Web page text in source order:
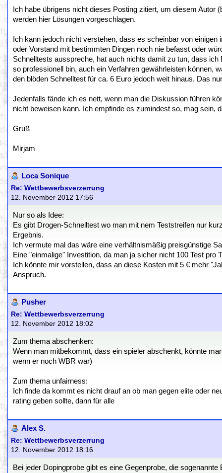
Ich habe übrigens nicht dieses Posting zitiert, um diesem
werden hier Lösungen vorgeschlagen.
Ich kann jedoch nicht verstehen, dass es scheinbar von
oder Vorstand mit bestimmten Dingen noch nie befasst oder
Schnelltests ausspreche, hat auch nichts damit zu tun, dass
so professionell bin, auch ein Verfahren gewährleisten können,
den blöden Schnelltest für ca. 6 Euro jedoch weit hinaus. Das
Jedenfalls fände ich es nett, wenn man die Diskussion führen
nicht beweisen kann. Ich empfinde es zumindest so, mag sein,
Gruß
Mirjam
Loca Sonique
Re: Wettbewerbsverzerrung
12. November 2012 17:56
Nur so als Idee:
Es gibt Drogen-Schnelltest wo man mit nem Teststreifen nur
Ergebnis.
Ich vermute mal das wäre eine verhältnismäßig preisgünstige
Eine "einmalige" Investition, da man ja sicher nicht 100 Test
Ich könnte mir vorstellen, dass an diese Kosten mit 5 € mehr
Anspruch.
Pusher
Re: Wettbewerbsverzerrung
12. November 2012 18:02
Zum thema abschenken:
Wenn man mitbekommt, dass ein spieler abschenkt, könnte
wenn er noch WBR war)
Zum thema unfairness:
Ich finde da kommt es nicht drauf an ob man gegen elite oder
rating geben sollte, dann für alle
Alex S.
Re: Wettbewerbsverzerrung
12. November 2012 18:16
Bei jeder Dopingprobe gibt es eine Gegenprobe, die